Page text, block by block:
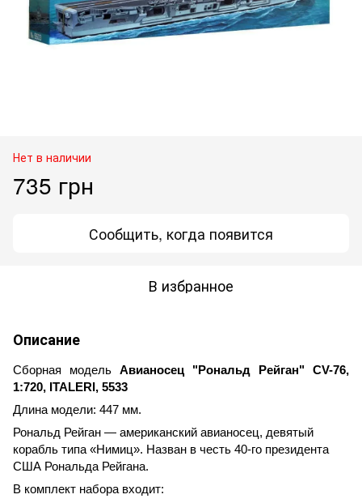
Нет в наличии
735 грн
Сообщить, когда появится
В избранное
Описание
Сборная модель Авианосец "Рональд Рейган" CV-76,
1:720, ITALERI, 5533
Длина модели: 447 мм.
Рональд Рейган — американский авианосец, девятый
корабль типа «Нимиц». Назван в честь 40-го президента
США Рональда Рейгана.
В комплект набора входит: